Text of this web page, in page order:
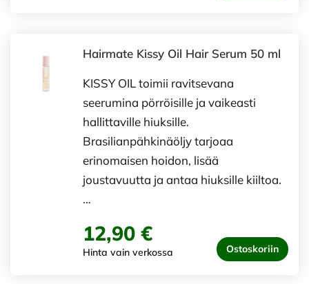
Hairmate Kissy Oil Hair Serum 50 ml
KISSY OIL toimii ravitsevana
seerumina pörröisille ja vaikeasti
hallittaville hiuksille.
Brasilianpähkinäöljy tarjoaa
erinomaisen hoidon, lisää
joustavuutta ja antaa hiuksille kiiltoa.
…
12,90 €
Hinta vain verkossa Ostoskoriin